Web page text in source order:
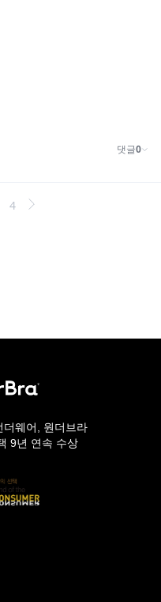
더웨어, 원더브라
9년 연속 수상